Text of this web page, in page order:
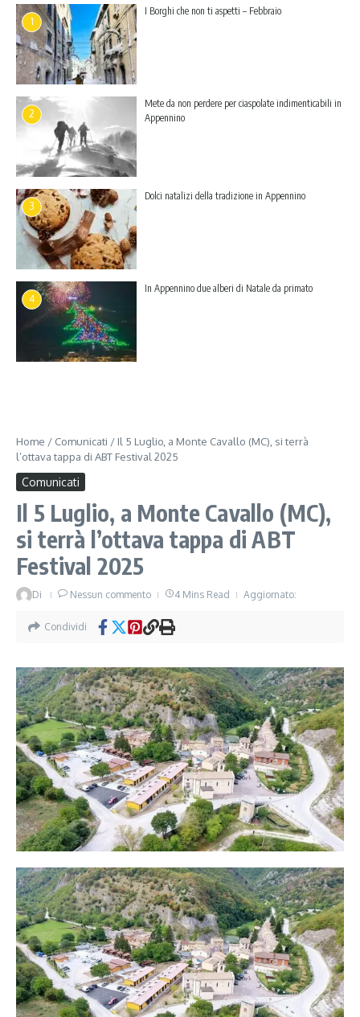
1
I Borghi che non ti aspetti – Febbraio
2
Mete da non perdere per ciaspolate indimenticabili in
Appennino
3
Dolci natalizi della tradizione in Appennino
4
In Appennino due alberi di Natale da primato
Home / Comunicati / Il 5 Luglio, a Monte Cavallo (MC), si terrà
l’ottava tappa di ABT Festival 2025
Comunicati
Il 5 Luglio, a Monte Cavallo (MC),
si terrà l’ottava tappa di ABT
Festival 2025
Di Nessun commento 4 Mins Read Aggiornato:
Condividi